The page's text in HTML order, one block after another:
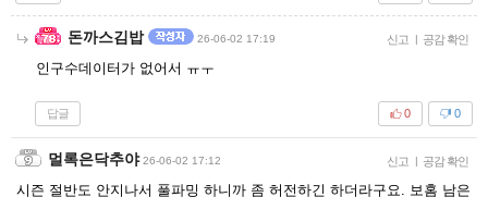
돈까스김밥 26-06-02 17:19 신고 | 공감 확인
인구수데이터가 없어서 ㅠㅜ
답글 0
0
멀록은닥추야 26-06-02 17:12 신고 | 공감 확인
시즌 절반도 안지나서 풀파밍 하니까 좀 허전하긴 하더라구요. 보홈 남은